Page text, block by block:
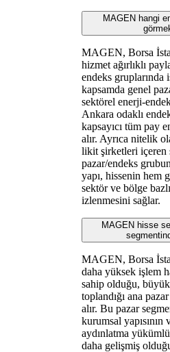
MAGEN hangi
MAGEN, Borsa
hizmet ağırlıklı
endeks gruplarında
kapsamda genel
sektörel enerji-
Ankara odaklı
kapsayıcı tüm pay
alır. Ayrıca nitelik
likit şirketleri içeren
pazar/endeks
yapı, hissenin hem
sektör ve bölge
izlenmesini sağlar.
MAGEN hisse
MAGEN, Borsa
daha yüksek işlem
sahip olduğu,
toplandığı ana
alır. Bu pazar
kurumsal yapısının
aydınlatma
daha gelişmiş